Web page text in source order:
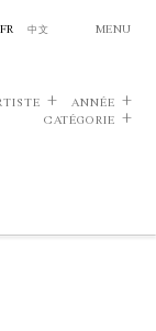
FR 中文 MENU
ANNÉE
CATÉGORIE